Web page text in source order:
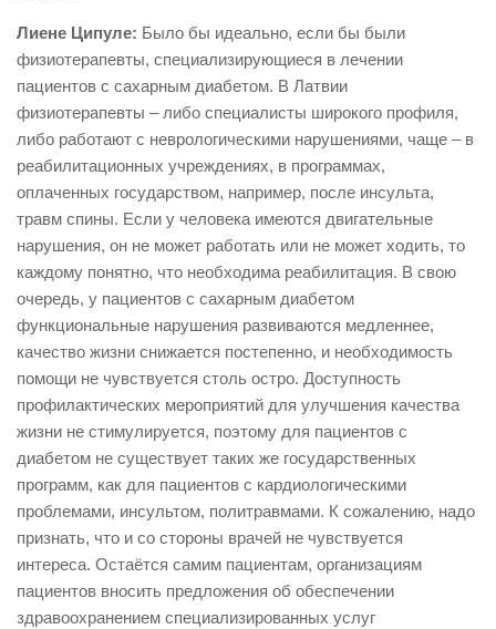
Лиене Ципуле: Было бы идеально, если бы были
физиотерапевты, специализирующиеся в лечении
пациентов с сахарным диабетом. В Латвии
физиотерапевты – либо специалисты широкого профиля,
либо работают с неврологическими нарушениями, чаще – в
реабилитационных учреждениях, в программах,
оплаченных государством, например, после инсульта,
травм спины. Если у человека имеются двигательные
нарушения, он не может работать или не может ходить, то
каждому понятно, что необходима реабилитация. В свою
очередь, у пациентов с сахарным диабетом
функциональные нарушения развиваются медленнее,
качество жизни снижается постепенно, и необходимость
помощи не чувствуется столь остро. Доступность
профилактических мероприятий для улучшения качества
жизни не стимулируется, поэтому для пациентов с
диабетом не существует таких же государственных
программ, как для пациентов с кардиологическими
проблемами, инсультом, политравмами. К сожалению, надо
признать, что и со стороны врачей не чувствуется
интереса. Остаётся самим пациентам, организациям
пациентов вносить предложения об обеспечении
здравоохранением специализированных услуг